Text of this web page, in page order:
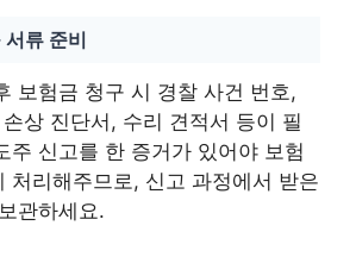
서류 준비
보험금 청구 시 경찰 사건 번호,
상 진단서, 수리 견적서 등이 필
주 신고를 한 증거가 있어야 보험
처리해주므로, 신고 과정에서 받은
관하세요.